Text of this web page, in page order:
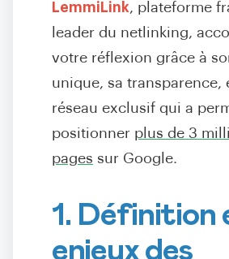
LemmiLink, plateforme
leader du netlinking,
votre réflexion grâce à
unique, sa transparence,
réseau exclusif qui a
positionner plus de 3
pages sur Google.
1. Définition
enjeux des